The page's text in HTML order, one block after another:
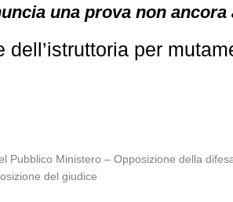
una prova non ancora
per
Ministero – Opposizione della
del giudice